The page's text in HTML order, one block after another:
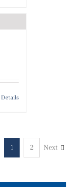
Details
1 2 Next